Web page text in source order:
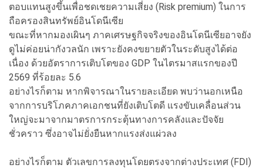
ตอบแทนสูงขึ้นเพื่อชดเชยความเสี่ยง (Risk premium) ในการ
ถือครองสินทรัพย์อินโดนีเซีย
ขณะที่หากมองเผินๆ ภาคเศรษฐกิจจริงของอินโดนีเซียอาจยัง
ดูไม่ค่อยน่ากังวลนัก เพราะยังคงขยายตัวในระดับสูงได้ต่อ
เนื่อง ด้วยอัตราการเติบโตของ GDP ในไตรมาสแรกของปี
2569 ที่ร้อยละ 5.6
อย่างไรก็ตาม หากพิจารณาในรายละเอียด พบว่านอกเหนือ
จากการบริโภคภาคเอกชนที่ยังเติบโตดี แรงขับเคลื่อนส่วน
ใหญ่จะมาจากมาตรการกระตุ้นทางการคลังและปัจจัย
ชั่วคราว ซึ่งอาจไม่ยั่งยืนหากแรงส่งแผ่วลง
อย่างไรก็ตาม ตัวเลขการลงทุนโดยตรงจากต่างประเทศ (FDI)